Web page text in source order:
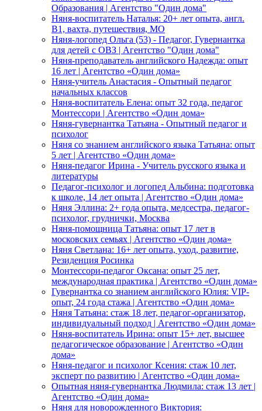
Образования | Агентство "Один дома"
Няня-воспитатель Наталья: 20+ лет опыта, англ.
B1, вахта, путешествия, МО
Няня-логопед Ольга (53) - Педагог, Гувернантка
для детей с ОВЗ | Агентство "Один дома"
Няня-преподаватель английского Надежда: опыт
16 лет | Агентство «Один дома»
Няня-учитель Анастасия - Опытный педагог
начальных классов
Няня-воспитатель Елена: опыт 32 года, педагог
Монтессори | Агентство «Один дома»
Няня-гувернантка Татьяна - Опытный педагог и
психолог
Няня со знанием английского языка Татьяна: опыт
5 лет | Агентство «Один дома»
Няня-педагог Ирина - Учитель русского языка и
литературы
Педагог-психолог и логопед Альбина: подготовка
к школе, 14 лет опыта | Агентство «Один дома»
Няня Эллина: 2+ года опыта, медсестра, педагог-
психолог, груднички, Москва
Няня-помощница Татьяна: опыт 17 лет в
московских семьях | Агентство «Один дома»
Няня Светлана: 16+ лет опыта, уход, развитие,
Резиденция Росинка
Монтессори-педагог Оксана: опыт 25 лет,
международная практика | Агентство «Один дома»
Гувернантка со знанием английского Юлия: VIP-
опыт, 24 года стажа | Агентство «Один дома»
Няня Татьяна: стаж 18 лет, педагог-организатор,
индивидуальный подход | Агентство «Один дома»
Няня-воспитатель Ирина: опыт 15+ лет, высшее
педагогическое образование | Агентство «Один
дома»
Няня-педагог и психолог Ксения: стаж 10 лет,
эксперт по развитию | Агентство «Один дома»
Опытная няня-гувернантка Людмила: стаж 13 лет |
Агентство «Один дома»
Няня для новорожденного Виктория: